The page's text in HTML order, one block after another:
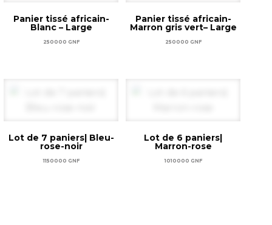
Panier tissé africain-
Blanc – Large
250000 GNF
Panier tissé africain-
Marron gris vert– Large
250000 GNF
Lot de 7 paniers| Bleu-
rose-noir
1150000 GNF
Lot de 6 paniers|
Marron-rose
1010000 GNF